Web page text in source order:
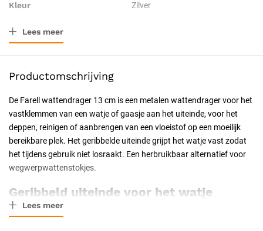
Kleur Zilver
Materiaal
Resorbeerbaar (hechtdraad) Nee
Geschiktheid Herbruikbaar, Steriliseerbaar
Uitvoering
Certificering
Lees meer
Productomschrijving
De Farell wattendrager 13 cm is een metalen wattendrager voor het
vastklemmen van een watje of gaasje aan het uiteinde, voor het
deppen, reinigen of aanbrengen van een vloeistof op een moeilijk
bereikbare plek. Het geribbelde uiteinde grijpt het watje vast zodat
het tijdens gebruik niet losraakt. Een herbruikbaar alternatief voor
wegwerpwattenstokjes.
Geribbeld uiteinde voor het watje
Het uiteinde van de wattendrager is geribbeld of gekarteld, zodat
Lees meer